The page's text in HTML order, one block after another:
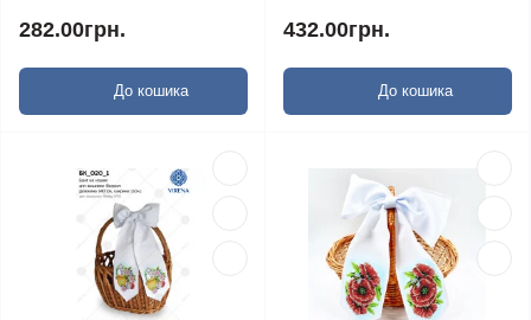
282.00грн.
До кошика
432.00грн.
До кошика